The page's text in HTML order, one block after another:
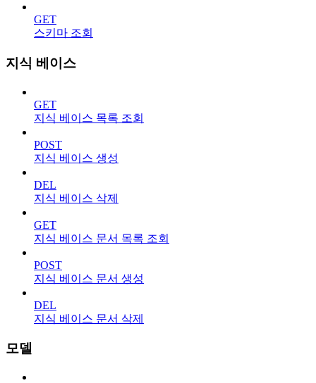
GET
스키마 조회
지식 베이스
GET
지식 베이스 목록 조회
POST
지식 베이스 생성
DEL
지식 베이스 삭제
GET
지식 베이스 문서 목록 조회
POST
지식 베이스 문서 생성
DEL
지식 베이스 문서 삭제
모델